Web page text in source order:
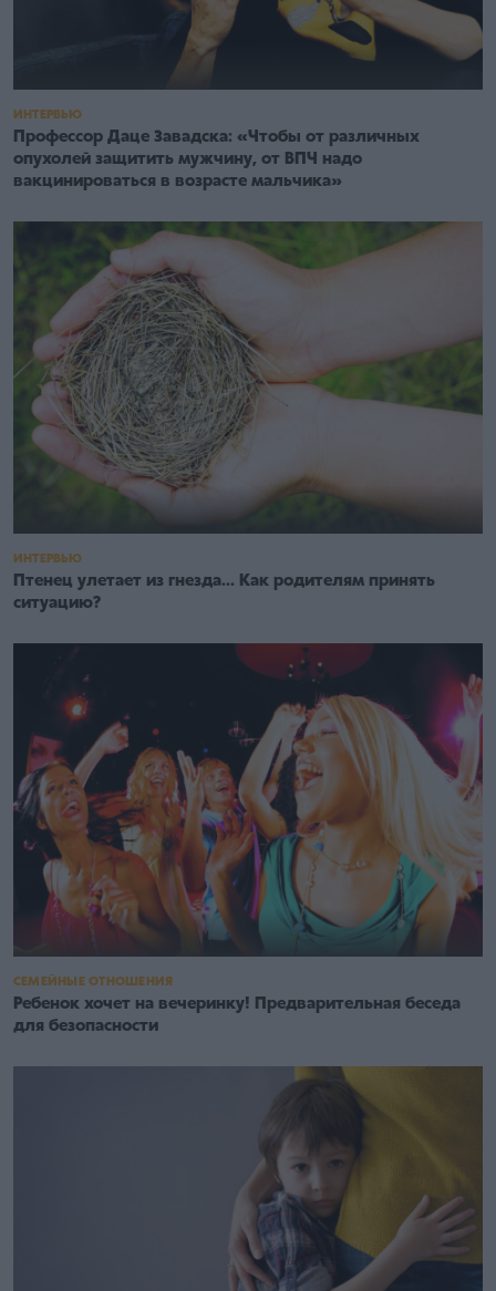
ИНТЕРВЬЮ
Профессор Даце Завадска: «Чтобы от различных
опухолей защитить мужчину, от ВПЧ надо
вакцинироваться в возрасте мальчика»
ИНТЕРВЬЮ
Птенец улетает из гнезда... Как родителям принять
ситуацию?
СЕМЕЙНЫЕ ОТНОШЕНИЯ
Ребенок хочет на вечеринку! Предварительная беседа
для безопасности